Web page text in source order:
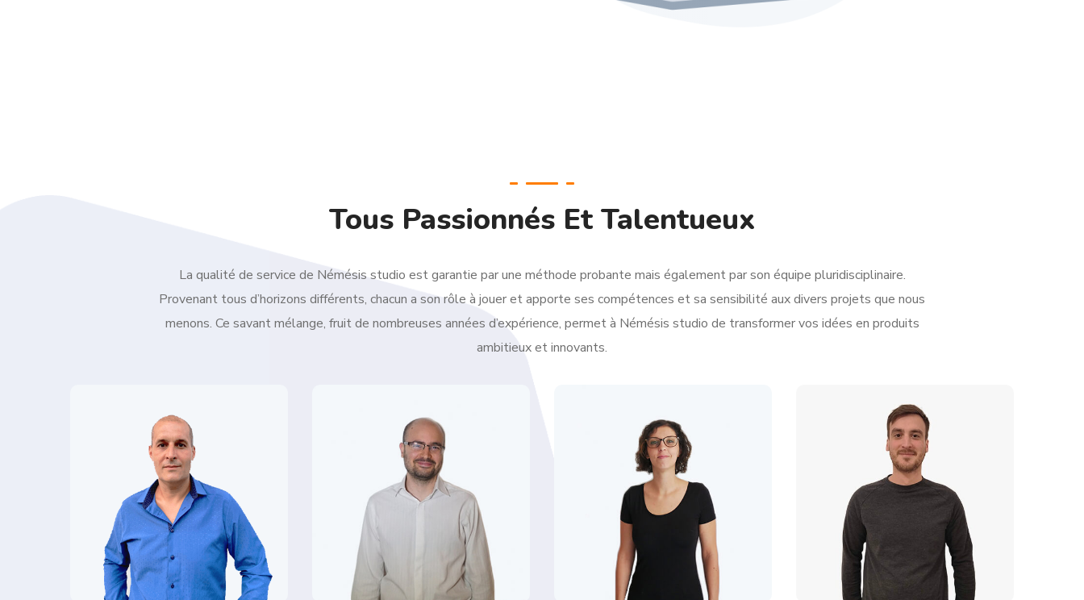
Tous Passionnés Et Talentueux
La qualité de service de Némésis studio est garantie par une méthode probante mais également par son équipe pluridisciplinaire.
Provenant tous d’horizons différents, chacun a son rôle à jouer et apporte ses compétences et sa sensibilité aux divers projets que nous
menons. Ce savant mélange, fruit de nombreuses années d’expérience, permet à Némésis studio de transformer vos idées en produits
ambitieux et innovants.